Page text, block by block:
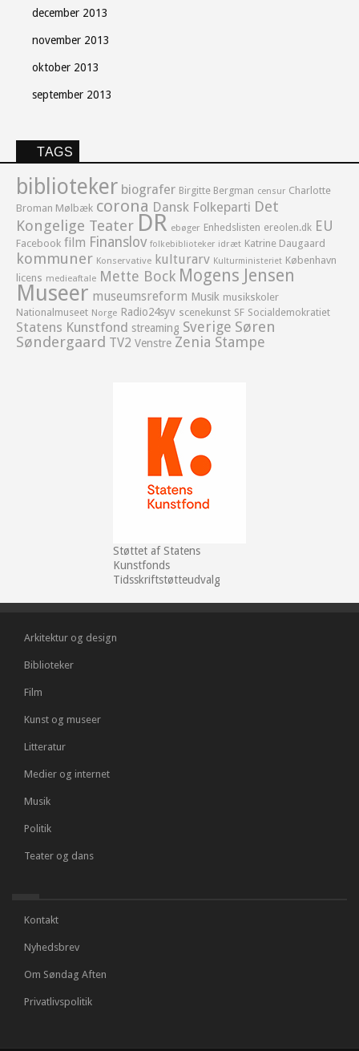
december 2013
november 2013
oktober 2013
september 2013
TAGS
biblioteker biografer Birgitte Bergman censur Charlotte
Broman Mølbæk corona Dansk Folkeparti Det
Kongelige Teater DR ebøger Enhedslisten ereolen.dk EU
Facebook film Finanslov folkebiblioteker idræt Katrine Daugaard
kommuner Konservative kulturarv Kulturministeriet København
licens medieaftale Mette Bock Mogens Jensen
Museer museumsreform Musik musikskoler
Nationalmuseet Norge Radio24syv scenekunst SF Socialdemokratiet
Statens Kunstfond streaming Sverige Søren
Søndergaard TV2 Venstre Zenia Stampe
Støttet af Statens
Kunstfonds
Tidsskriftstøtteudvalg
Arkitektur og design
Biblioteker
Film
Kunst og museer
Litteratur
Medier og internet
Musik
Politik
Teater og dans
Kontakt
Nyhedsbrev
Om Søndag Aften
Privatlivspolitik